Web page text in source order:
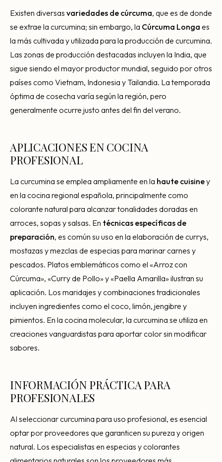
Existen diversas variedades de cúrcuma, que es de donde
se extrae la curcumina; sin embargo, la Cúrcuma Longa es
la más cultivada y utilizada para la producción de curcumina.
Las zonas de producción destacadas incluyen la India, que
sigue siendo el mayor productor mundial, seguido por otros
países como Vietnam, Indonesia y Tailandia. La temporada
óptima de cosecha varía según la región, pero
generalmente ocurre justo antes del fin del verano.
APLICACIONES EN COCINA
PROFESIONAL
La curcumina se emplea ampliamente en la haute cuisiney
en la cocina regional española, principalmente como
colorante natural para alcanzar tonalidades doradas en
arroces, sopas y salsas. En técnicas específicas de
preparación, es común su uso en la elaboración de currys,
mostazas y mezclas de especias para marinar carnes y
pescados. Platos emblemáticos como el «Arroz con
Cúrcuma», «Curry de Pollo» y «Paella Amarilla» ilustran su
aplicación. Los maridajes y combinaciones tradicionales
incluyen ingredientes como el coco, limón, jengibre y
pimientos. En la cocina molecular, la curcumina se utiliza en
creaciones vanguardistas para aportar color sin modificar
sabores.
INFORMACIÓN PRÁCTICA PARA
PROFESIONALES
Al seleccionar curcumina para uso profesional, es esencial
optar por proveedores que garanticen su pureza y origen
natural. Los especialistas en especias y colorantes